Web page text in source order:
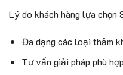
Lý do khách hàng lựa chọn
Đa dạng các loại thảm
Tư vấn giải pháp phù